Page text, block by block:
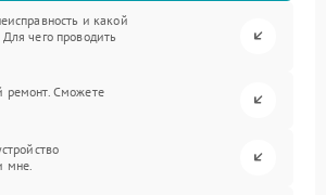
и какой
чего проводить
ремонт. Сможете
мне.